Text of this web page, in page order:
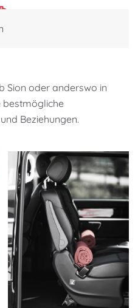
Sion oder anderswo in
bestmögliche
Beziehungen.